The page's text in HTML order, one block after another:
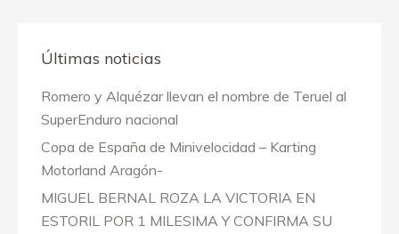
Últimas noticias
Romero y Alquézar llevan el nombre de Teruel al
SuperEnduro nacional
Copa de España de Minivelocidad – Karting
Motorland Aragón-
MIGUEL BERNAL ROZA LA VICTORIA EN
ESTORIL POR 1 MILESIMA Y CONFIRMA SU